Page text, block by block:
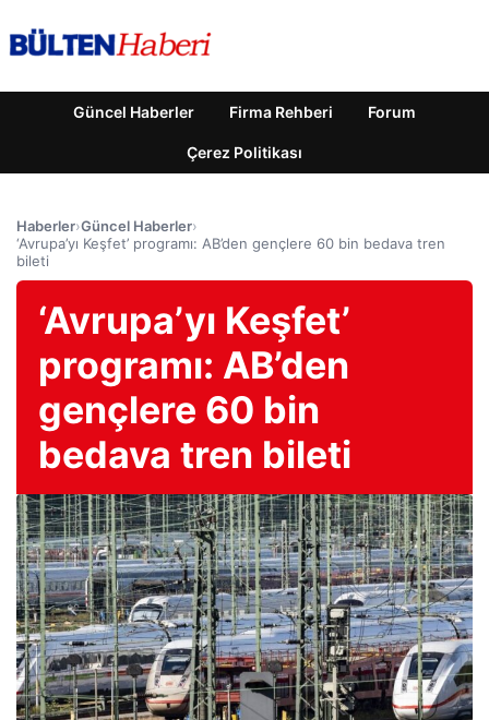
Güncel Haberler Firma Rehberi Forum
Çerez Politikası
Haberler›Güncel Haberler›
‘Avrupa’yı Keşfet’ programı: AB’den gençlere 60 bin bedava tren
bileti
‘Avrupa’yı Keşfet’
programı: AB’den
gençlere 60 bin
bedava tren bileti